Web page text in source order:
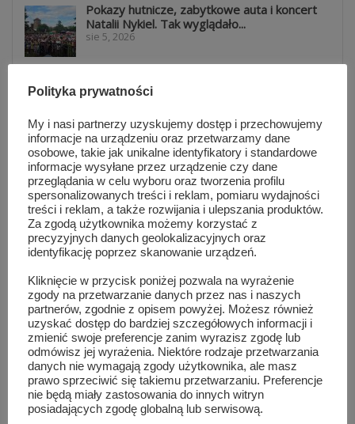
Pokazy hutnicze, zabytkowe auta i koncert
Natalii Nykiel. Tak wyglądało...
sie 5, 2026
Warsztaty taneczne i koncert Blanki. Tłumy
na MAZOPikniku w Orońsku
Informacje z Mazowsza 161
sie 4, 2026
82 lata od wybuchu Powstania
Warszawskiego. Ich mogiły znajdują się...
lip 31, 2026
Lokalna reklama, która działa. Dlaczego
warto być widocznym przez cały...
lip 31, 2026
Koniec z telefonami na lekcjach i przerwach.
Nowe zasady w...
lip 31, 2026
Polityka prywatności
My i nasi partnerzy uzyskujemy dostęp i przechowujemy
informacje na urządzeniu oraz przetwarzamy dane
osobowe, takie jak unikalne identyfikatory i standardowe
informacje wysyłane przez urządzenie czy dane
przeglądania w celu wyboru oraz tworzenia profilu
spersonalizowanych treści i reklam, pomiaru wydajności
treści i reklam, a także rozwijania i ulepszania produktów.
Za zgodą użytkownika możemy korzystać z
precyzyjnych danych geolokalizacyjnych oraz
identyfikację poprzez skanowanie urządzeń.
Kliknięcie w przycisk poniżej pozwala na wyrażenie
zgody na przetwarzanie danych przez nas i naszych
partnerów, zgodnie z opisem powyżej. Możesz również
uzyskać dostęp do bardziej szczegółowych informacji i
zmienić swoje preferencje zanim wyrazisz zgodę lub
odmówisz jej wyrażenia. Niektóre rodzaje przetwarzania
danych nie wymagają zgody użytkownika, ale masz
prawo sprzeciwić się takiemu przetwarzaniu. Preferencje
nie będą miały zastosowania do innych witryn
posiadających zgodę globalną lub serwisową.